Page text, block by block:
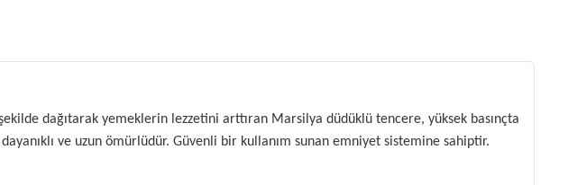
dağıtarak yemeklerin lezzetini arttıran Marsilya düdüklü tencere, yüksek basınçta
ve uzun ömürlüdür. Güvenli bir kullanım sunan emniyet sistemine sahiptir.